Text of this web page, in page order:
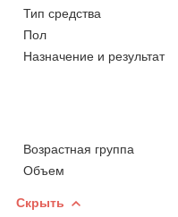
Тип средства
Пол
Назначение и результат
Возрастная группа
Объем
Скрыть